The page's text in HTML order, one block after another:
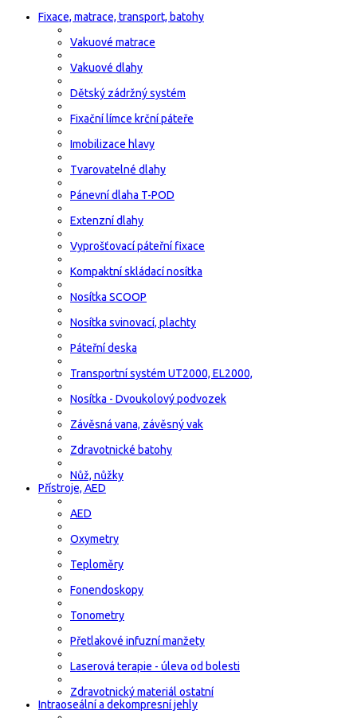
Fixace, matrace, transport, batohy
Vakuové matrace
Vakuové dlahy
Dětský zádržný systém
Fixační límce krční páteře
Imobilizace hlavy
Tvarovatelné dlahy
Pánevní dlaha T-POD
Extenzní dlahy
Vyprošťovací páteřní fixace
Kompaktní skládací nosítka
Nosítka SCOOP
Nosítka svinovací, plachty
Páteřní deska
Transportní systém UT2000, EL2000,
Nosítka - Dvoukolový podvozek
Závěsná vana, závěsný vak
Zdravotnické batohy
Nůž, nůžky
Přístroje, AED
AED
Oxymetry
Teploměry
Fonendoskopy
Tonometry
Přetlakové infuzní manžety
Laserová terapie - úleva od bolesti
Zdravotnický materiál ostatní
Intraoseální a dekompresní jehly